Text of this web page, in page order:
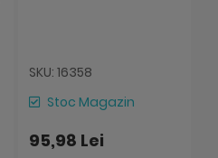
SKU: 16358
Stoc Magazin
95,98 Lei